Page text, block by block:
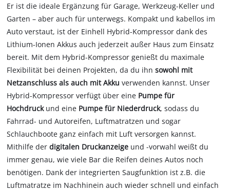
Er ist die ideale Ergänzung für Garage, Werkzeug-Keller und
Garten – aber auch für unterwegs. Kompakt und kabellos im
Auto verstaut, ist der Einhell Hybrid-Kompressor dank des
Lithium-Ionen Akkus auch jederzeit außer Haus zum Einsatz
bereit. Mit dem Hybrid-Kompressor genießt du maximale
Flexibilität bei deinen Projekten, da du ihnsowohl mit
Netzanschluss als auch mit Akku verwenden kannst. Unser
Hybrid-Kompressor verfügt über eine Pumpe für
Hochdruck und eine Pumpe für Niederdruck, sodass du
Fahrrad- und Autoreifen, Luftmatratzen und sogar
Schlauchboote ganz einfach mit Luft versorgen kannst.
Mithilfe derdigitalen Druckanzeige und -vorwahl weißt du
immer genau, wie viele Bar die Reifen deines Autos noch
benötigen. Dank der integrierten Saugfunktion ist z.B. die
Luftmatratze im Nachhinein auch wieder schnell und einfach